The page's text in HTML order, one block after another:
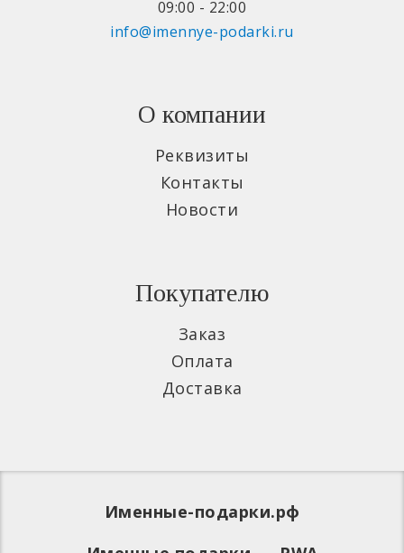
09:00 - 22:00
info@imennye-podarki.ru
О компании
Реквизиты
Контакты
Новости
Покупателю
Заказ
Оплата
Доставка
Именные-подарки.рф